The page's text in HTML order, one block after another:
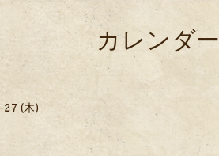
カレンダ
(木)